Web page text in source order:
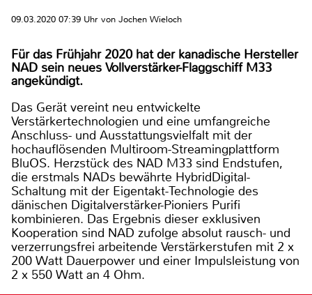
09.03.2020 07:39 Uhr von Jochen Wieloch
Für das Frühjahr 2020 hat der kanadische Hersteller
NAD sein neues Vollverstärker-Flaggschiff M33
angekündigt.
Das Gerät vereint neu entwickelte
Verstärkertechnologien und eine umfangreiche
Anschluss- und Ausstattungsvielfalt mit der
hochauflösenden Multiroom-Streamingplattform
BluOS. Herzstück des NAD M33 sind Endstufen,
die erstmals NADs bewährte HybridDigital-
Schaltung mit der Eigentakt-Technologie des
dänischen Digitalverstärker-Pioniers Purifi
kombinieren. Das Ergebnis dieser exklusiven
Kooperation sind NAD zufolge absolut rausch- und
verzerrungsfrei arbeitende Verstärkerstufen mit 2 x
200 Watt Dauerpower und einer Impulsleistung von
2 x 550 Watt an 4 Ohm.